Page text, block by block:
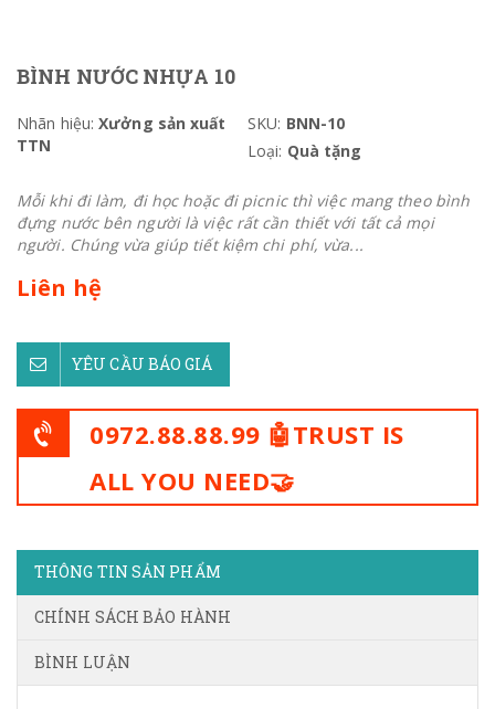
BÌNH NƯỚC NHỰA 10
Nhãn hiệu: Xưởng sản xuất
TTN
SKU: BNN-10
Loại: Quà tặng
Mỗi khi đi làm, đi học hoặc đi picnic thì việc mang theo bình
đựng nước bên người là việc rất cần thiết với tất cả mọi
người. Chúng vừa giúp tiết kiệm chi phí, vừa...
Liên hệ
YÊU CẦU BÁO GIÁ
0972.88.88.99 🤖TRUST IS
ALL YOU NEED🤝
THÔNG TIN SẢN PHẨM
CHÍNH SÁCH BẢO HÀNH
BÌNH LUẬN